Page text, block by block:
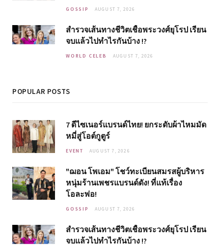
GOSSIP AUGUST 7, 2026
สำรวจเส้นทางชีวิตเชื้อพระวงศ์ยุโรป เรียน
จบแล้วไปทำไรกันบ้าง !?
WORLD CELEB AUGUST 7, 2026
POPULAR POSTS
7 ดีไซเนอร์แบรนด์ไทย! ยกระดับผ้าไหมมัด
หมี่สู่โอต์กูตูร์
EVENT AUGUST 7, 2026
"ฌอน โพเอม" โชว์ทะเบียนสมรสผู้บริหาร
หนุ่มร้านเพชรแบรนด์ดัง! ที่แท้เรื่อง
โอละพ่อ!
GOSSIP AUGUST 7, 2026
สำรวจเส้นทางชีวิตเชื้อพระวงศ์ยุโรป เรียน
จบแล้วไปทำไรกันบ้าง !?